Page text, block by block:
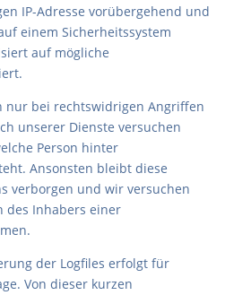
IP-Adresse vorübergehend und
einem Sicherheitssystem
auf mögliche
nur bei rechtswidrigen Angriffen
unserer Dienste versuchen
Person hinter
Ansonsten bleibt diese
verborgen und wir versuchen
des Inhabers einer
der Logfiles erfolgt für
Von dieser kurzen